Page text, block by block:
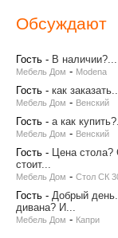
Обсуждают
Гость - В наличии?...
Мебель Дом - Modena
Гость - как
Мебель Дом - Венский
Гость - а как
Мебель Дом - Венский
Гость - Цена стола?
стоит...
Мебель Дом - Стол СК
Гость - Добрый
дивана? И...
Мебель Дом - Капри